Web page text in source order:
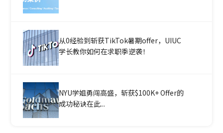
从0经验到斩获TikTok暑期offer，UIUC
学长教你如何在求职季逆袭！
NYU学姐勇闯高盛，斩获$100K+ Offer的
成功秘诀在此...